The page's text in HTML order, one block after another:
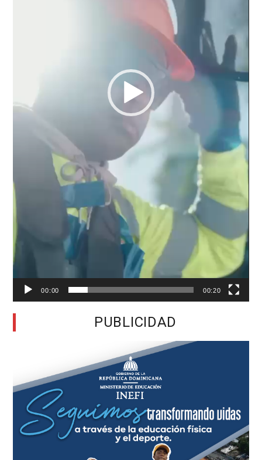
00:00 00:20
PUBLICIDAD